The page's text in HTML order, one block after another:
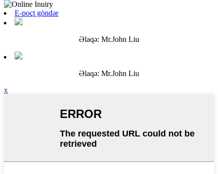
E-poçt göndər
Əlaqə: Mr.John Liu
Əlaqə: Mr.John Liu
x